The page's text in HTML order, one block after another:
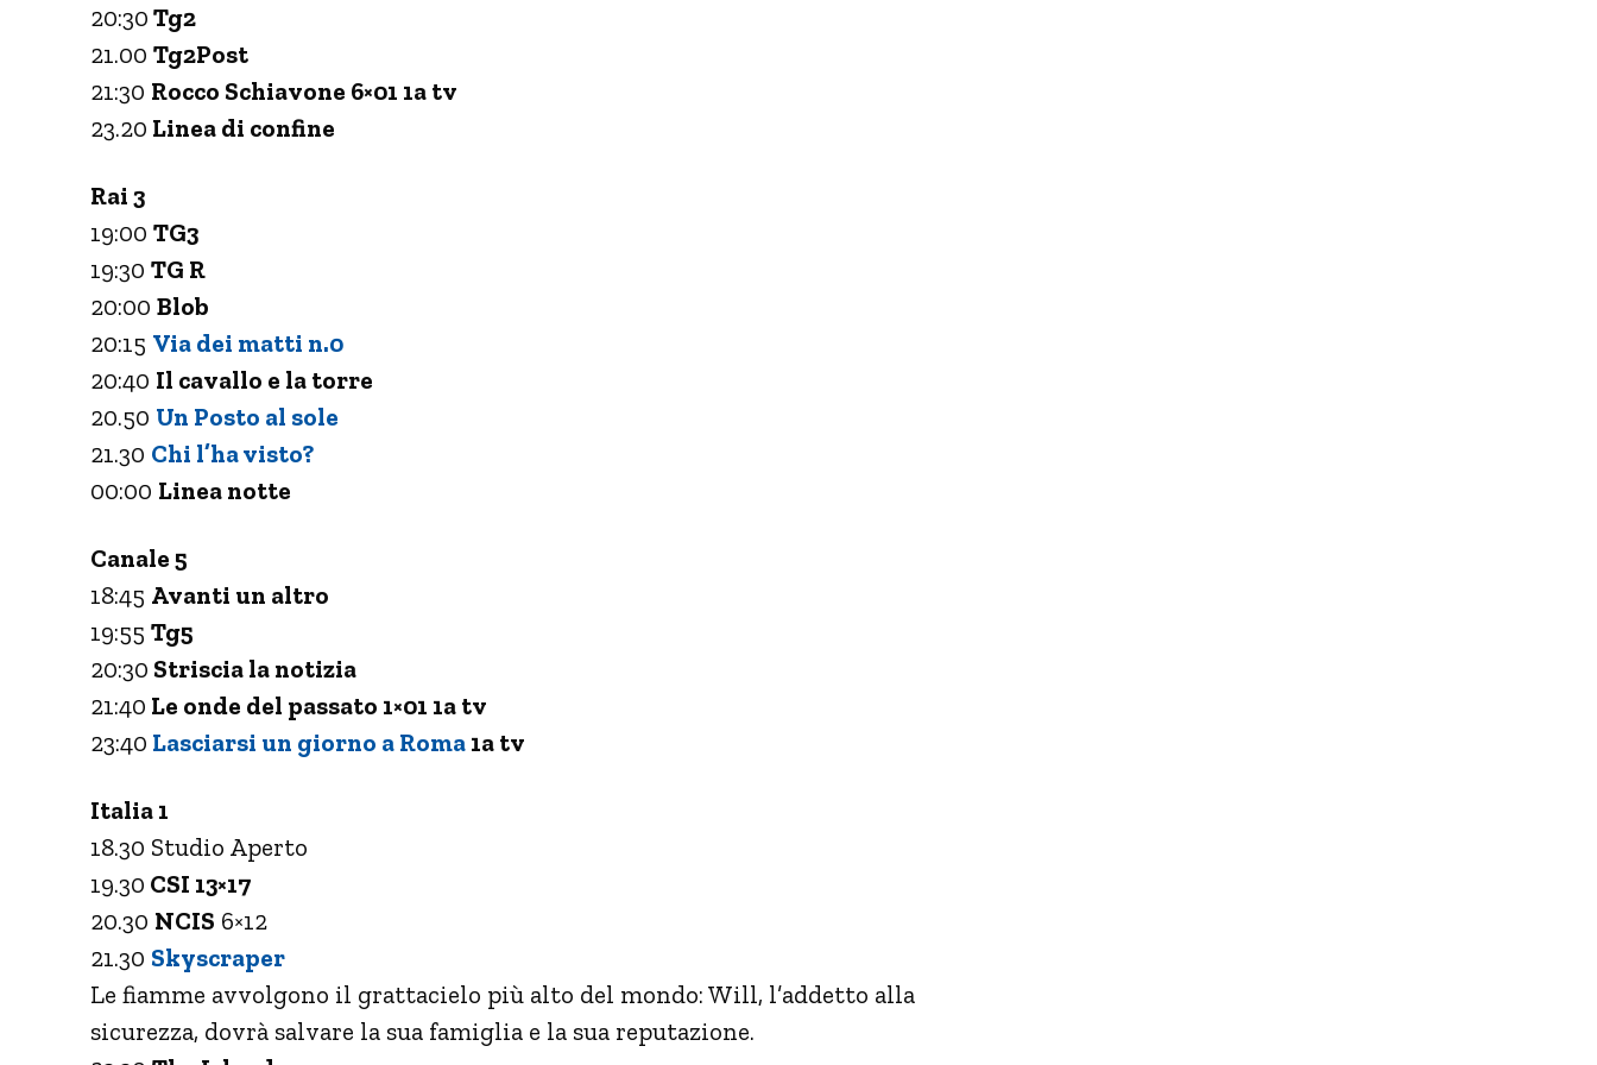
20:30 Tg2
21.00 Tg2Post
21:30 Rocco Schiavone 6×01 1a tv
23.20 Linea di confine
Rai 3
19:00 TG3
19:30 TG R
20:00 Blob
20:15 Via dei matti n.0
20:40 Il cavallo e la torre
20.50 Un Posto al sole
21.30 Chi l’ha visto?
00:00 Linea notte
Canale 5
18:45 Avanti un altro
19:55 Tg5
20:30 Striscia la notizia
21:40 Le onde del passato 1×01 1a tv
23:40 Lasciarsi un giorno a Roma 1a tv
Italia 1
18.30 Studio Aperto
19.30 CSI 13×17
20.30 NCIS 6×12
21.30 Skyscraper
Le fiamme avvolgono il grattacielo più alto del mondo: Will, l’addetto alla
sicurezza, dovrà salvare la sua famiglia e la sua reputazione.